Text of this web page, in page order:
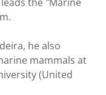
he also
mammals at
(United